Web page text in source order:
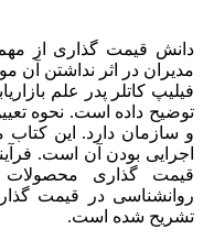
دانش قیمت گذاری از
مدیران در اثر نداشتن
فیلیپ کاتلر پدر علم
توضیح داده است. نحوه
و سازمان دارد. این کتاب
اجرایی بودن آن است.
قیمت گذاری محصولات
روانشناسی در قیمت
تشریح شده است‌.